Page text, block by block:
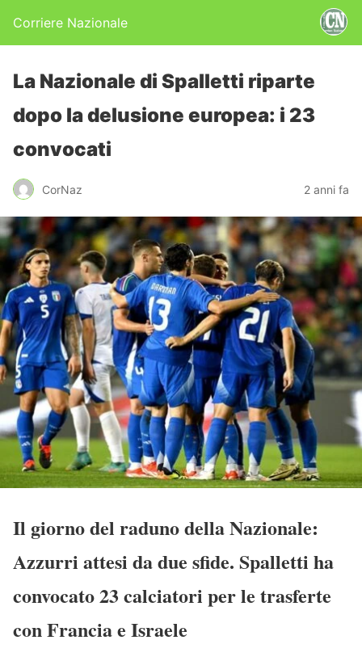
Corriere Nazionale
La Nazionale di Spalletti riparte
dopo la delusione europea: i 23
convocati
CorNaz 2 anni fa
Il giorno del raduno della Nazionale:
Azzurri attesi da due sfide. Spalletti ha
convocato 23 calciatori per le trasferte
con Francia e Israele